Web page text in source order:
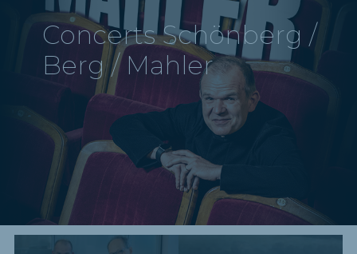
Concerts Schönberg /
Berg / Mahler